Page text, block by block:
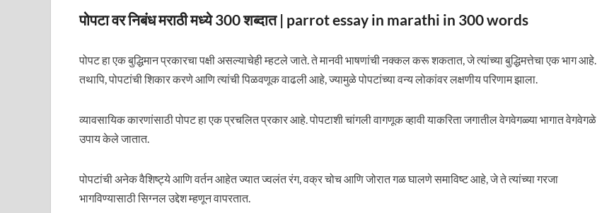
पोपटा वर निबंध मराठी मध्ये 300 शब्दात | parrot essay in marathi in 300 words
पोपट हा एक बुद्धिमान प्रकारचा पक्षी असल्याचेही म्हटले जाते. ते मानवी भाषणांची नक्कल करू शकतात, जे त्यांच्या बुद्धिमत्तेचा एक भाग आहे.
तथापि, पोपटांची शिकार करणे आणि त्यांची पिळवणूक वाढली आहे, ज्यामुळे पोपटांच्या वन्य लोकांवर लक्षणीय परिणाम झाला.
व्यावसायिक कारणांसाठी पोपट हा एक प्रचलित प्रकार आहे. पोपटाशी चांगली वागणूक व्हावी याकरिता जगातील वेगवेगळ्या भागात वेगवेगळे
उपाय केले जातात.
पोपटांची अनेक वैशिष्ट्ये आणि वर्तन आहेत ज्यात ज्वलंत रंग, वक्र चोच आणि जोरात गळ घालणे समाविष्ट आहे, जे ते त्यांच्या गरजा
भागविण्यासाठी सिग्नल उद्देश म्हणून वापरतात.